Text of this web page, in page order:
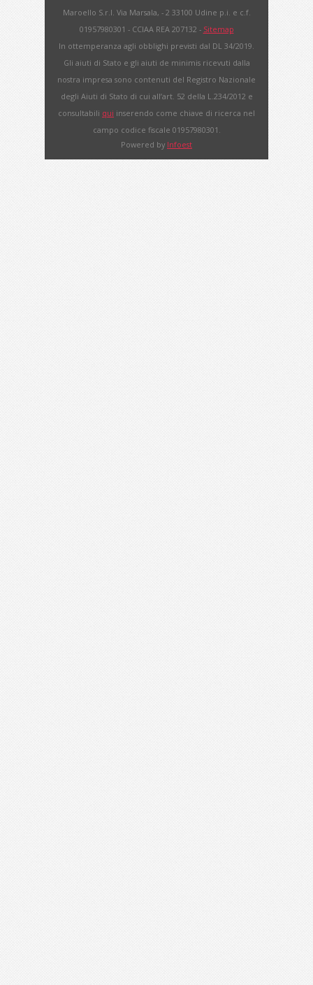
Maroello S.r.l. Via Marsala, - 2 33100 Udine p.i. e c.f.
01957980301 - CCIAA REA 207132 - Sitemap
In ottemperanza agli obblighi previsti dal DL 34/2019.
Gli aiuti di Stato e gli aiuti de minimis ricevuti dalla
nostra impresa sono contenuti del Registro Nazionale
degli Aiuti di Stato di cui all’art. 52 della L.234/2012 e
consultabili qui inserendo come chiave di ricerca nel
campo codice fiscale 01957980301.
Powered by Infoest